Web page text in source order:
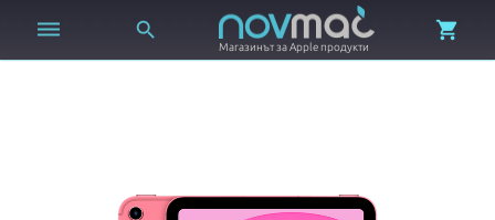
 
Магазинът за Apple продукти
